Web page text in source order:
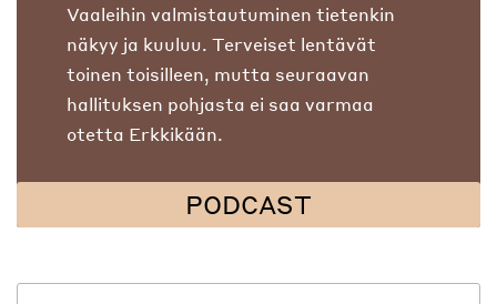
Vaaleihin valmistautuminen tietenkin
näkyy ja kuuluu. Terveiset lentävät
toinen toisilleen, mutta seuraavan
hallituksen pohjasta ei saa varmaa
otetta Erkkikään.
PODCAST